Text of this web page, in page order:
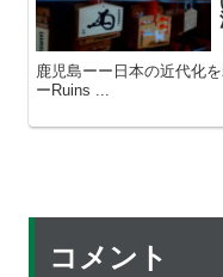
鹿児島ーー日本の近代化
ーRuins ...
コメント